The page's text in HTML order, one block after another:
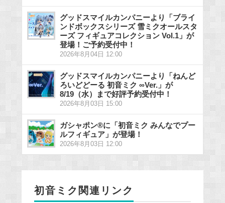
グッドスマイルカンパニーより「ブライ
ンドボックスシリーズ 雪ミクオールスタ
ーズ フィギュアコレクション Vol.1」が
登場！ご予約受付中！
2026年8月04日 12:00
グッドスマイルカンパニーより「ねんど
ろいどどーる 初音ミク ∞Ver.」が
8/19（水）まで好評予約受付中！
2026年8月03日 15:00
ガシャポン®に「初音ミク みんなでプー
ルフィギュア」が登場！
2026年8月03日 12:00
初音ミク関連リンク